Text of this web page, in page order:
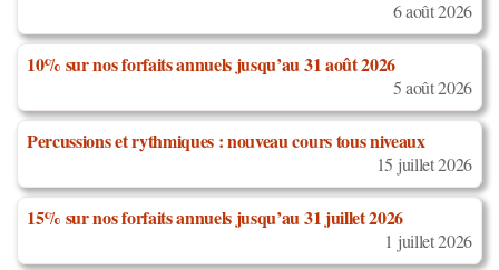
6 août 2026
10% sur nos forfaits annuels jusqu’au 31 août 2026
5 août 2026
Percussions et rythmiques : nouveau cours tous niveaux
15 juillet 2026
15% sur nos forfaits annuels jusqu’au 31 juillet 2026
1 juillet 2026